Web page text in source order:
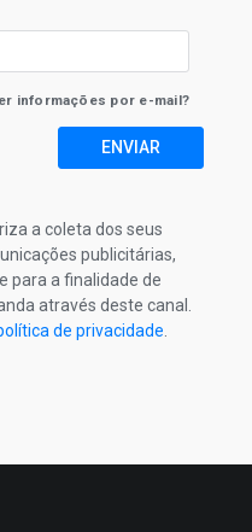
informações por e-mail?
ENVIAR
a coleta dos seus
publicitárias,
para a finalidade de
através deste canal.
de privacidade